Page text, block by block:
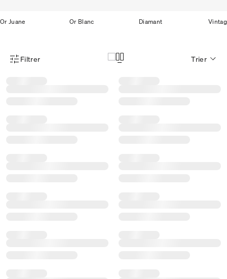
Or Juane Or Blanc Diamant
Menu des filtres d'articles
Filtrer Trier